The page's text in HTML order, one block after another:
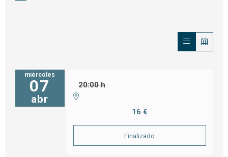
miércoles
07
abr
20:00 h
16 €
Finalizado